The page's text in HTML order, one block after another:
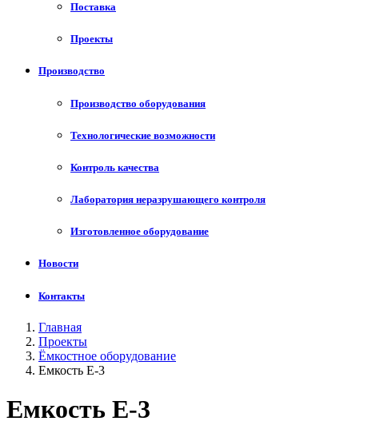
Поставка
Проекты
Производство
Производство оборудования
Технологические возможности
Контроль качества
Лаборатория неразрушающего контроля
Изготовленное оборудование
Новости
Контакты
Главная
Проекты
Ёмкостное оборудование
Емкость Е-3
Емкость Е-3